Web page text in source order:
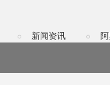
新闻资讯